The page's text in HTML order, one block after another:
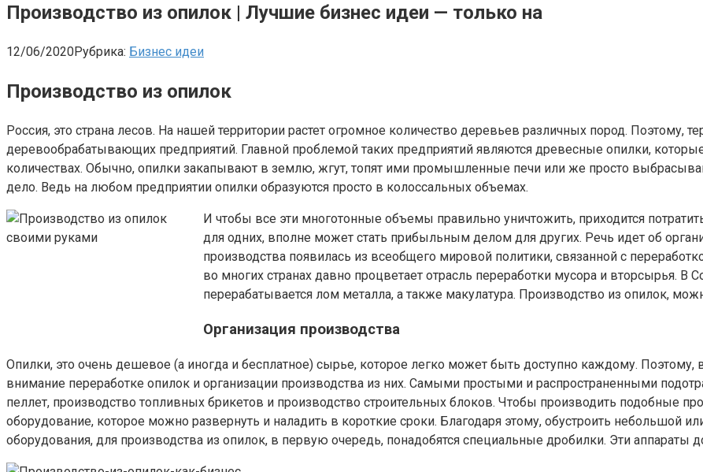
Производство из опилок | Лучшие бизнес идеи — только на
12/06/2020Рубрика: Бизнес идеи
Производство из опилок
Россия, это страна лесов. На нашей территории растет огромное количество деревьев различных пород. Поэтому,
деревообрабатывающих предприятий. Главной проблемой таких предприятий являются древесные опилки,
количествах. Обычно, опилки закапывают в землю, жгут, топят ими промышленные печи или же просто
дело. Ведь на любом предприятии опилки образуются просто в колоссальных объемах.
И чтобы все эти многотонные объемы правильно уничтожить, приходится
для одних, вполне может стать прибыльным делом для других. Речь идет об
производства появилась из всеобщего мировой политики, связанной с
во многих странах давно процветает отрасль переработки мусора и вторсырья.
перерабатывается лом металла, а также макулатура. Производство из опилок,
Организация производства
Опилки, это очень дешевое (а иногда и бесплатное) сырье, которое легко может быть доступно каждому.
внимание переработке опилок и организации производства из них. Самыми простыми и распространенными
пеллет, производство топливных брикетов и производство строительных блоков. Чтобы производить подобные
оборудование, которое можно развернуть и наладить в короткие сроки. Благодаря этому, обустроить небольшой
оборудования, для производства из опилок, в первую очередь, понадобятся специальные дробилки. Эти